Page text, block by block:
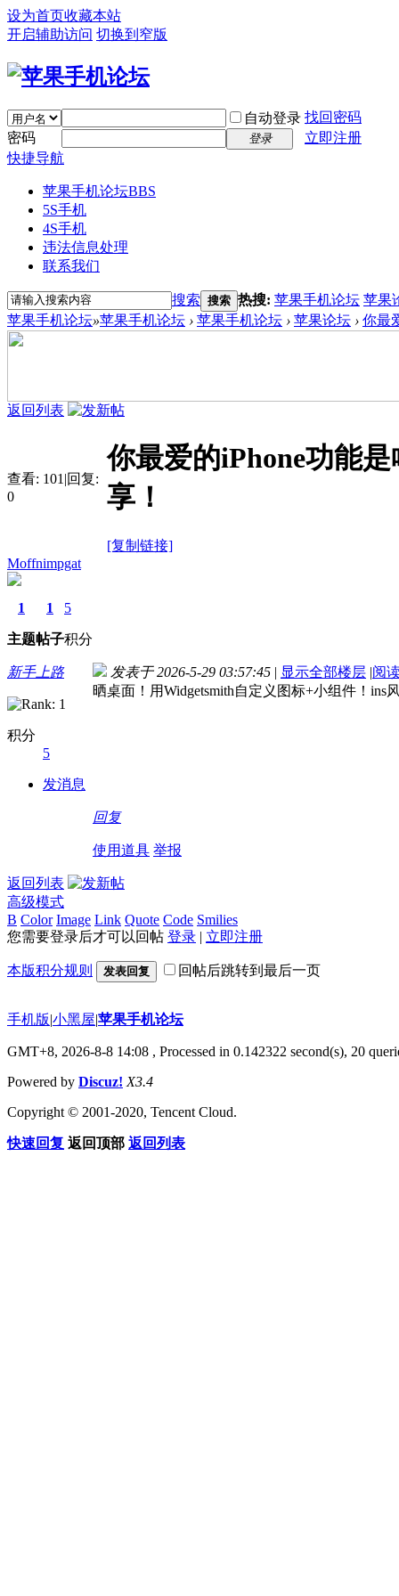
设为首页收藏本站
开启辅助访问 切换到窄版
自动登录 找回密码
密码
登录
立即注册
快捷导航
苹果手机论坛BBS
5S手机
4S手机
违法信息处理
联系我们
搜索 搜索 热搜: 苹果手机论坛 苹果
苹果手机论坛»苹果手机论坛 › 苹果手机论坛 › 苹果论坛 › 你最
返回列表
查看: 101 |回复:
0
你最爱的iPhone功能
享！
[复制链接]
Moffnimpgat
1
主题
1
帖子
5
积分
新手上路
积分
5
发消息
发表于 2026-5-29 03:57:45 | 显示全部楼层 |阅
晒桌面！用Widgetsmith自定义图标+小组件！
回复
使用道具 举报
返回列表
高级模式
B Color Image Link Quote Code Smilies
您需要登录后才可以回帖 登录 | 立即注册
本版积分规则 发表回复 回帖后跳转到最后一页
手机版|小黑屋|苹果手机论坛
GMT+8, 2026-8-8 14:08 , Processed in 0.142322 second(s), 20
Powered by Discuz! X3.4
Copyright © 2001-2020, Tencent Cloud.
快速回复 返回顶部 返回列表